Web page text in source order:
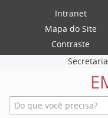
Intranet
Mapa do Site
Contraste